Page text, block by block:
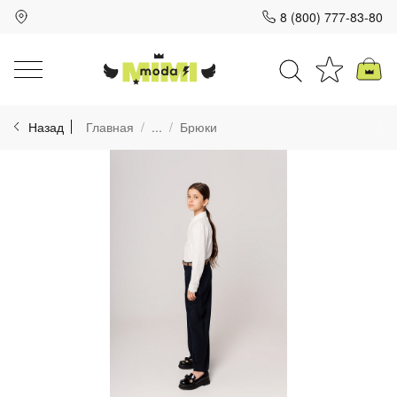
8 (800) 777-83-80
Назад Главная ... Брюки
Для клиентов всех банков
Разбейте